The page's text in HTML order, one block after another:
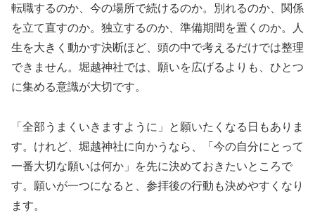
転職するのか、今の場所で続けるのか。別れるのか、関係
を立て直すのか。独立するのか、準備期間を置くのか。人
生を大きく動かす決断ほど、頭の中で考えるだけでは整理
できません。堀越神社では、願いを広げるよりも、ひとつ
に集める意識が大切です。
「全部うまくいきますように」と願いたくなる日もありま
す。けれど、堀越神社に向かうなら、「今の自分にとって
一番大切な願いは何か」を先に決めておきたいところで
す。願いが一つになると、参拝後の行動も決めやすくなり
ます。